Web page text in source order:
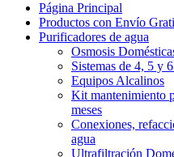
Página Principal
Productos con Envío
Purificadores de agua
Osmosis
Sistemas de 4, 5 y
Equipos Alcalinos
Kit mantenimiento
meses
Conexiones,
agua
Ultrafiltración